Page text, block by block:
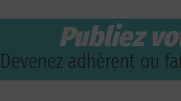
Publiez
Devenez adhérent ou